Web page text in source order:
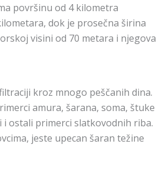
površinu od 4 kilometra
dok je prosečna širina
visini od 70 metara i njegova
kroz mnogo peščanih dina.
amura, šarana, soma, štuke
i ostali primerci slatkovodnih riba.
jeste upecan šaran težine